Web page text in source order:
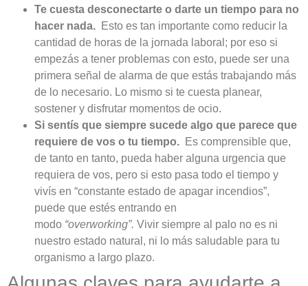
Te cuesta desconectarte o darte un tiempo para no
hacer nada. Esto es tan importante como reducir la
cantidad de horas de la jornada laboral; por eso si
empezás a tener problemas con esto, puede ser una
primera señal de alarma de que estás trabajando más
de lo necesario. Lo mismo si te cuesta planear,
sostener y disfrutar momentos de ocio.
Si sentís que siempre sucede algo que parece que
requiere de vos o tu tiempo. Es comprensible que,
de tanto en tanto, pueda haber alguna urgencia que
requiera de vos, pero si esto pasa todo el tiempo y
vivís en “constante estado de apagar incendios”,
puede que estés entrando en
modo “overworking”. Vivir siempre al palo no es ni
nuestro estado natural, ni lo más saludable para tu
organismo a largo plazo.